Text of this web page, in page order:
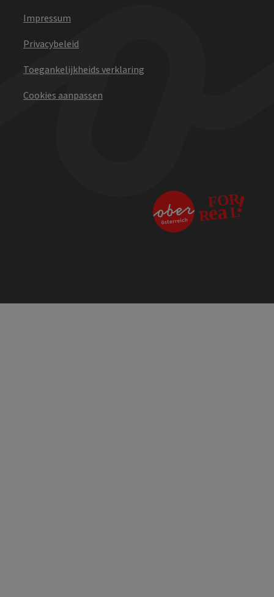
Impressum
Privacybeleid
Toegankelijkheids verklaring
Cookies aanpassen